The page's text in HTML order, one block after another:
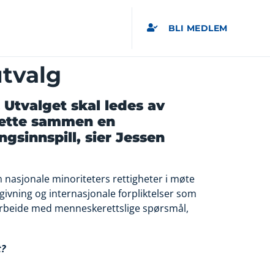
BLI MEDLEM
skal ledes av
sammen en
sier Jessen
nasjonale minoriteters rettigheter i møte
og internasjonale forpliktelser som
med menneskerettslige spørsmål,